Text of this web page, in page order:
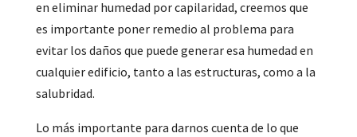
en eliminar humedad por capilaridad, creemos que
es importante poner remedio al problema para
evitar los daños que puede generar esa humedad en
cualquier edificio, tanto a las estructuras, como a la
salubridad.
Lo más importante para darnos cuenta de lo que